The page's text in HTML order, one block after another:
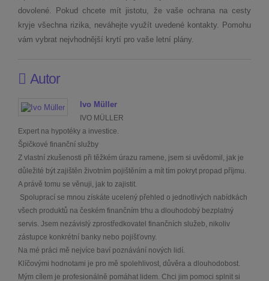
dovolené. Pokud chcete mít jistotu, že vaše ochrana na cesty
kryje všechna rizika, neváhejte využít uvedené kontakty. Pomohu
vám vybrat nejvhodnější krytí pro vaše letní plány.
Autor
Ivo Müller
IVO MÜLLER
Expert na hypotéky a investice.
Špičkové finanční služby
Z vlastní zkušenosti při těžkém úrazu ramene, jsem si uvědomil, jak je
důležité být zajištěn životním pojištěním a mít tím pokryt propad příjmu.
A právě tomu se věnuji, jak to zajistit.
Spoluprací se mnou získáte ucelený přehled o jednotlivých nabídkách
všech produktů na českém finančním trhu a dlouhodobý bezplatný
servis. Jsem nezávislý zprostředkovatel finančních služeb, nikoliv
zástupce konkrétní banky nebo pojišťovny.
Na mé práci mě nejvíce baví poznávání nových lidí.
Klíčovými hodnotami je pro mě spolehlivost, důvěra a dlouhodobost.
Mým cílem je profesionálně pomáhat lidem. Chci jim pomoci splnit si